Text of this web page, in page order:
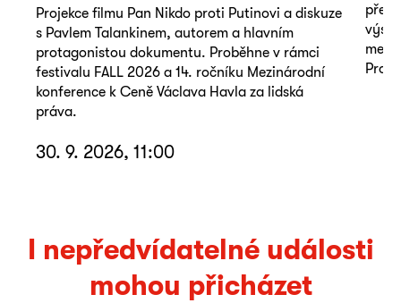
Projekce filmu Pan Nikdo proti Putinovi a diskuze
s Pavlem Talankinem, autorem a hlavním
protagonistou dokumentu. Proběhne v rámci
festivalu FALL 2026 a 14. ročníku Mezinárodní
konference k Ceně Václava Havla za lidská
práva.
30. 9. 2026, 11:00
I nepředvídatelné události
mohou přicházet